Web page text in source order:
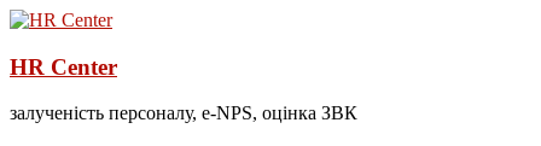
HR Center
залученість персоналу, e-NPS, оцінка ЗВК